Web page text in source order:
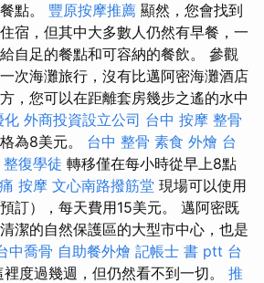
點。 豐原按摩推薦 顯然，您會找到
宿，但其中大多數人仍然有早餐，一
自足的餐點和可容納的餐飲。 參觀
次海灘旅行，沒有比邁阿密海灘酒店
，您可以在距離套房幾步之遙的水中
化 外商投資設立公司 台中 按摩 整骨
為8美元。 台中 整骨 素食 外燴 台
整復學徒 轉移僅在每小時從早上8點
按摩 文心南路撥筋堂 現場可以使用
訂），每天費用15美元。 邁阿密既
潔的自然保護區的大型市中心，也是
中喬骨 自助餐外燴 記帳士 書 ptt 台
度過幾週，但仍然看不到一切。 推